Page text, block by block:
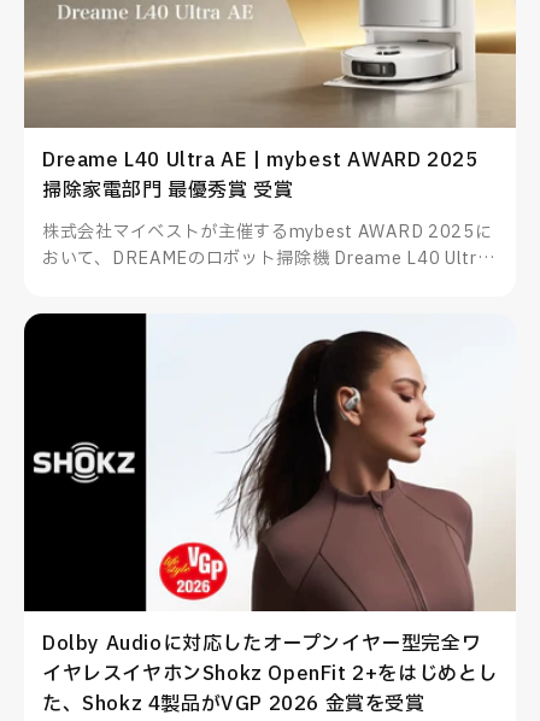
Dreame L40 Ultra AE | mybest AWARD 2025
掃除家電部門 最優秀賞 受賞
株式会社マイベストが主催するmybest AWARD 2025に
おいて、DREAMEのロボット掃除機 Dreame L40 Ultra
たします。
Dolby Audioに対応したオープンイヤー型完全ワ
イヤレスイヤホンShokz OpenFit 2+をはじめとし
た、Shokz 4製品がVGP 2026 金賞を受賞